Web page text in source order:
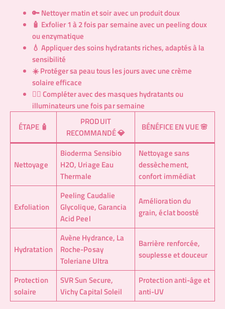
🔑 Nettoyer matin et soir avec un produit doux
🧴 Exfolier 1 à 2 fois par semaine avec un peeling doux
ou enzymatique
💧 Appliquer des soins hydratants riches, adaptés à la
sensibilité
☀️ Protéger sa peau tous les jours avec une crème
solaire efficace
🧖‍♀️ Compléter avec des masques hydratants ou
illuminateurs une fois par semaine
ÉTAPE 🧴
PRODUIT
RECOMMANDÉ 💎
BÉNÉFICE EN VUE 🌸
Nettoyage
Bioderma Sensibio
H2O, Uriage Eau
Thermale
Nettoyage sans
dessèchement,
confort immédiat
Exfoliation
Peeling Caudalie
Glycolique, Garancia
Acid Peel
Amélioration du
grain, éclat boosté
Hydratation
Avène Hydrance, La
Roche-Posay
Toleriane Ultra
Barrière renforcée,
souplesse et douceur
Protection
solaire
SVR Sun Secure,
Vichy Capital Soleil
Protection anti-âge et
anti-UV